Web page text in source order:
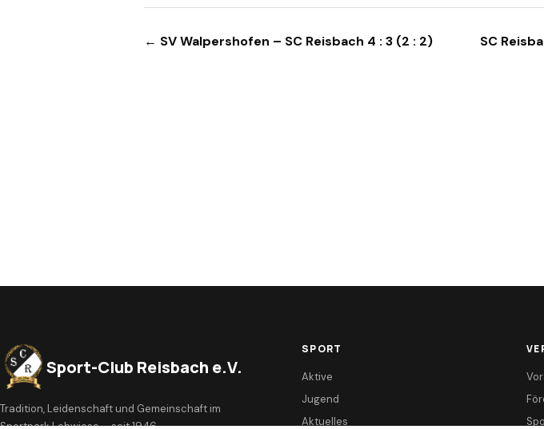
Beitragsnavigation
← SV Walpershofen – SC Reisbach 4 : 3 (2 : 2) SC
Sport-Club Reisbach e.V.
Tradition, Leidenschaft und Gemeinschaft im
Sportpark Lohwiese – seit 1946.
SPORT
Aktive
Jugend
Aktuelles